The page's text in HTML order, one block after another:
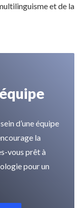
et de la
d’une équipe
la
vous prêt à
pour un